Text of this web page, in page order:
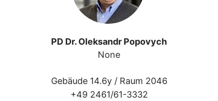
PD Dr. Oleksandr Popovych
None
Gebäude 14.6y / Raum 2046
+49 2461/61-3332